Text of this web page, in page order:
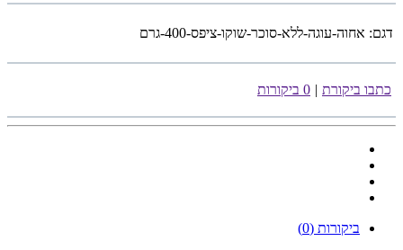
דגם: אחוה-עוגה-ללא-סוכר-שוקו-ציפס-400-גרם
כתבו ביקורת | 0 ביקורות
ביקורות (0)